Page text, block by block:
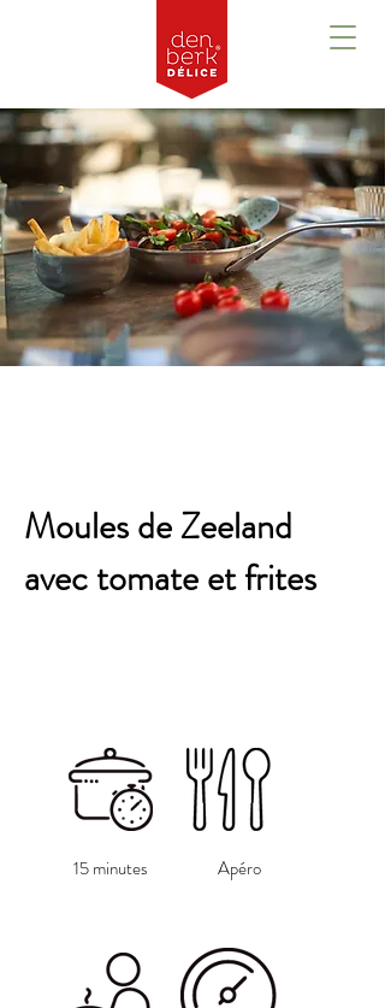
Moules de Zeeland
avec tomate et frites
15 minutes Apéro